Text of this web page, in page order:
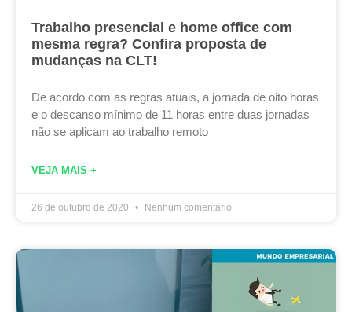
Trabalho presencial e home office com
mesma regra? Confira proposta de
mudanças na CLT!
De acordo com as regras atuais, a jornada de oito horas
e o descanso mínimo de 11 horas entre duas jornadas
não se aplicam ao trabalho remoto
VEJA MAIS +
26 de outubro de 2020 Nenhum comentário